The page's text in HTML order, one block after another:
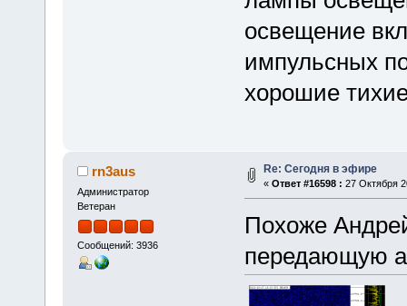
освещение
импульсных
хорошие
rn3aus
Администратор
Ветеран
Сообщений: 3936
Re: Сегодня в эфире
« Ответ #16598 : 27 Октября
Похоже
передающую